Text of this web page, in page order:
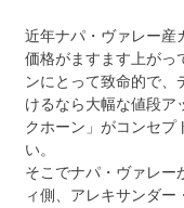
近年ナパ・ヴァレー産
価格がますます上がっ
ンにとって致命的で、
けるなら大幅な値段ア
クホーン」がコンセプ
い。
そこでナパ・ヴァレー
ィ側、アレキサンダ